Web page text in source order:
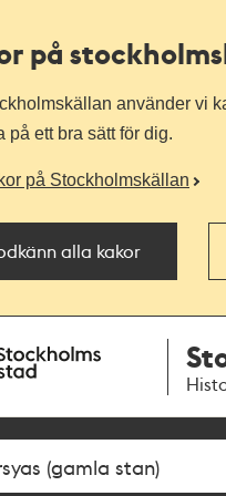
på
använder vi
på ett bra sätt för dig.
på Stockholmskällan
alla kakor